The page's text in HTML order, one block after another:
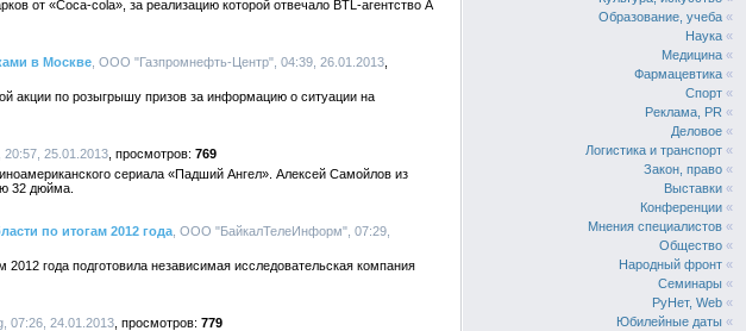
от «Coca-cola», за реализацию которой отвечало BTL-агентство A
в Москве , ООО "Газпромнефть-Центр", 04:39, 26.01.2013
акции по розыгрышу призов за информацию о ситуации на
20:57, 25.01.2013
769
сериала «Падший Ангел». Алексей Самойлов из
32 дюйма.
по итогам 2012 года , ООО "БайкалТелеИнформ", 07:29,
года подготовила независимая исследовательская компания
07:26, 24.01.2013
779
Образование, учеба «
Наука «
Медицина «
Фармацевтика «
Спорт «
Реклама, PR «
Деловое «
Логистика и транспорт «
Закон, право «
Выставки «
Конференции «
Мнения специалистов «
Общество «
Народный фронт «
Семинары «
РуНет, Web «
Юбилейные даты «